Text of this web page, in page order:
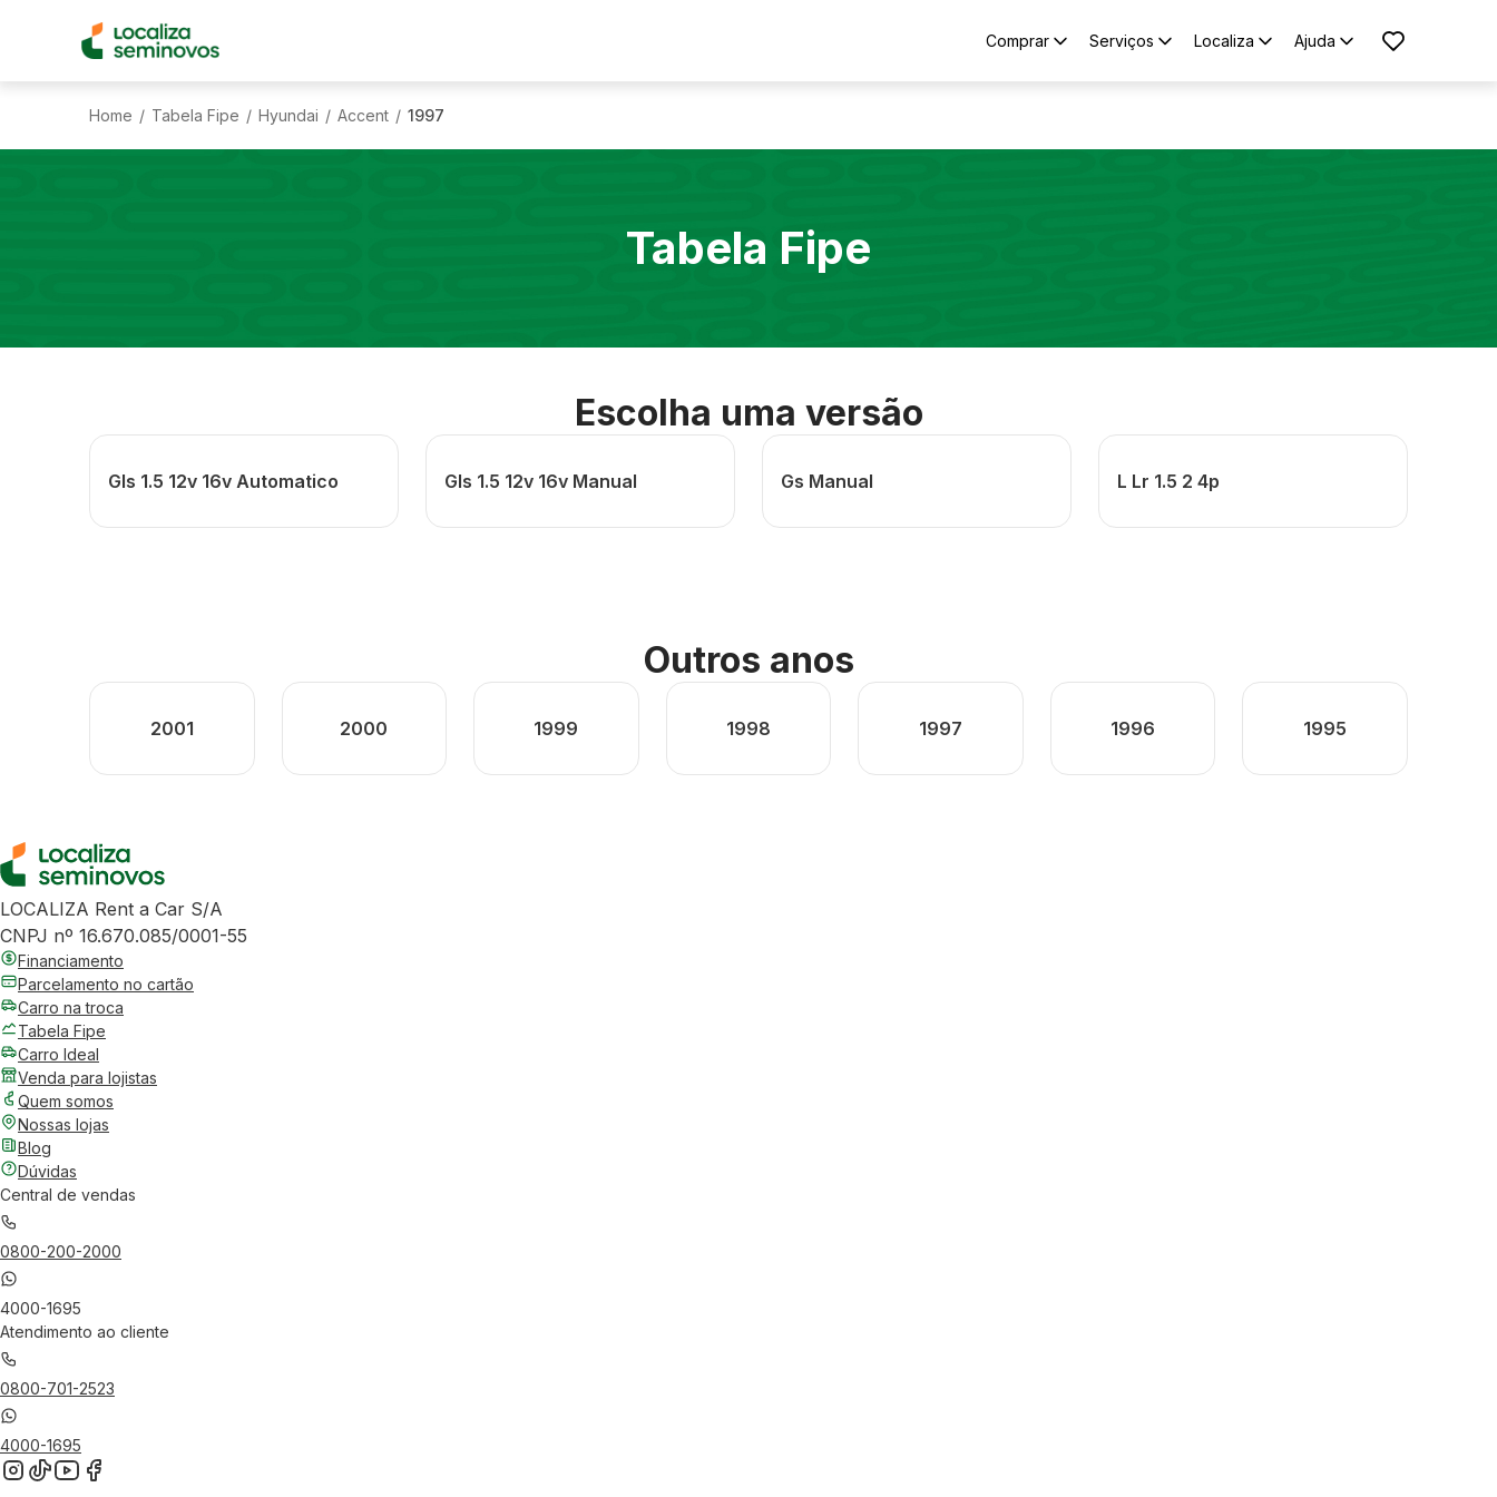
Comprar Serviços Localiza Ajuda
Home / Tabela Fipe / Hyundai / Accent / 1997
Tabela Fipe
Escolha uma versão
Gls 1.5 12v 16v Automatico Gls 1.5 12v 16v Manual Gs Manual L Lr 1.5 2 4p
Outros anos
2001 2000 1999 1998 1997 1996 1995
LOCALIZA Rent a Car S/A
CNPJ nº 16.670.085/0001-55
Financiamento
Parcelamento no cartão
Carro na troca
Tabela Fipe
Carro Ideal
Venda para lojistas
Quem somos
Nossas lojas
Blog
Dúvidas
Central de vendas
0800-200-2000
4000-1695
Atendimento ao cliente
0800-701-2523
4000-1695